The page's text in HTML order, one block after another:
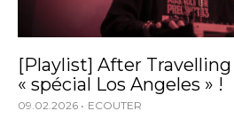
[Playlist] After Travelling
« spécial Los Angeles » !
09.02.2026 ECOUTER